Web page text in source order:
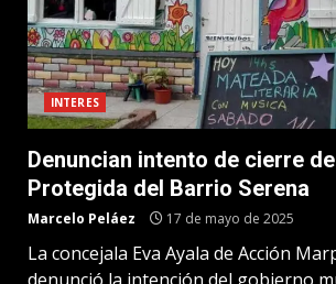
INTERES
Denuncian intento de cierre
Protegida del Barrio Serena
Marcelo Peláez 17 de mayo de 2025
La concejala Eva Ayala de Acción